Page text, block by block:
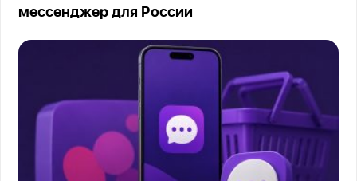
мессенджер для России